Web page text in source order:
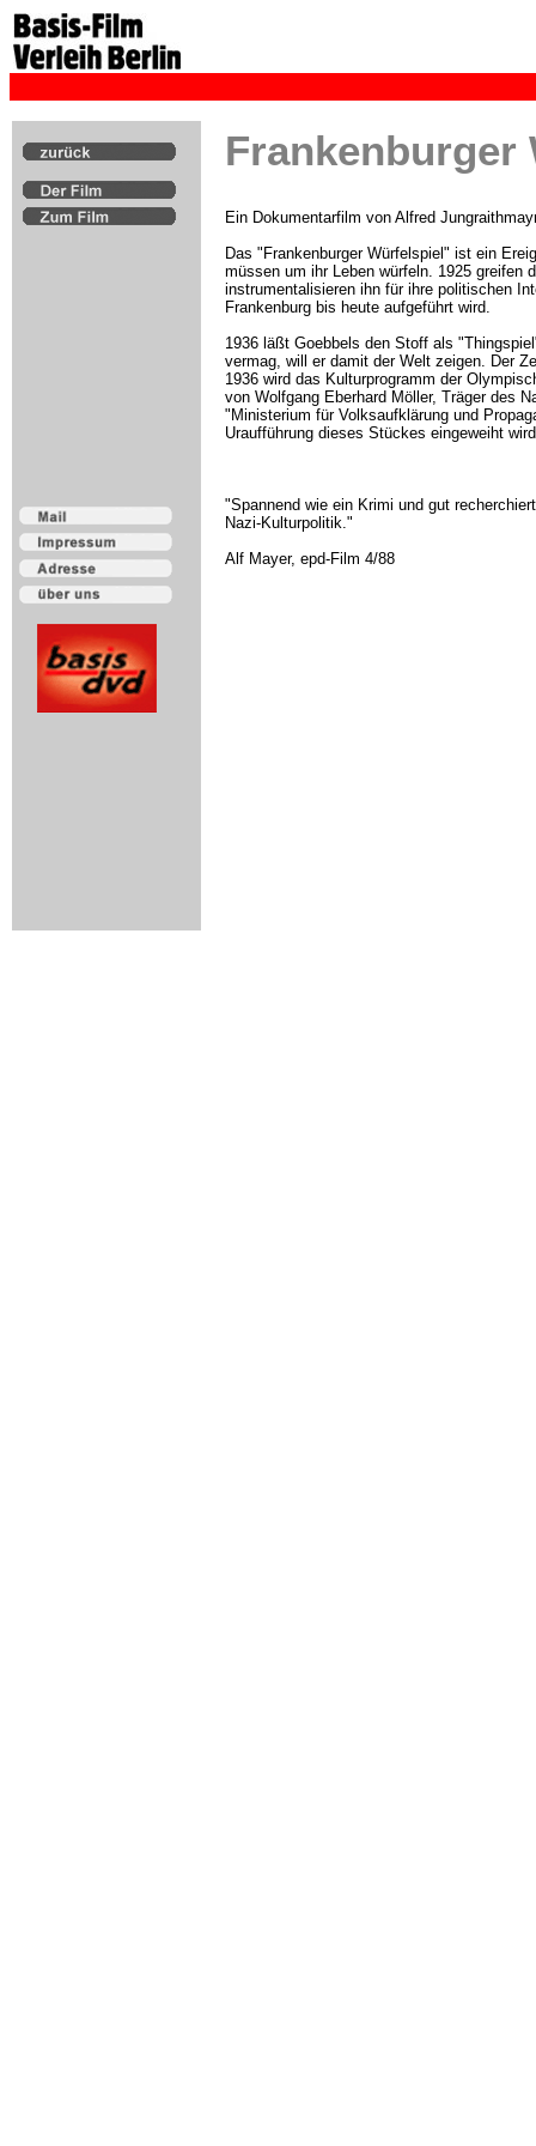
Frankenburger
Ein Dokumentarfilm von Alfred
Das "Frankenburger Würfelspiel" ist ein
müssen um ihr Leben würfeln. 1925 greifen
instrumentalisieren ihn für ihre politischen
Frankenburg bis heute aufgeführt wird.
1936 läßt Goebbels den Stoff als
vermag, will er damit der Welt zeigen. Der
1936 wird das Kulturprogramm der
von Wolfgang Eberhard Möller, Träger des
"Ministerium für Volksaufklärung und
Uraufführung dieses Stückes eingeweiht
"Spannend wie ein Krimi und gut
Nazi-Kulturpolitik."
Alf Mayer, epd-Film 4/88